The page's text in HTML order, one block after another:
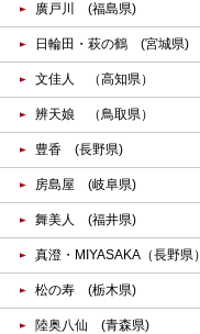
廣戸川 (福島県)
日輪田・萩の鶴 (宮城県)
文佳人 （高知県）
辨天娘 （鳥取県）
豊香 (長野県)
房島屋 (岐阜県)
舞美人 (福井県)
真澄・MIYASAKA（長野県）
松の寿 (栃木県)
陸奥八仙 (青森県)